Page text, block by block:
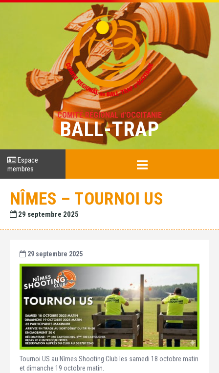
COMITÉ RÉGIONAL d'OCCITANIE
BALL-TRAP
Espace
membres
NÎMES – TOURNOI US
29 septembre 2025
29 septembre 2025
Tournoi US au Nîmes Shooting Club les samedi 18 octobre matin
et dimanche 19 octobre matin.